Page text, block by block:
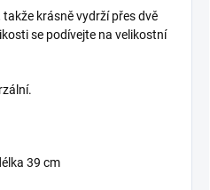
krásně vydrží přes dvě
se podívejte na velikostní
39 cm